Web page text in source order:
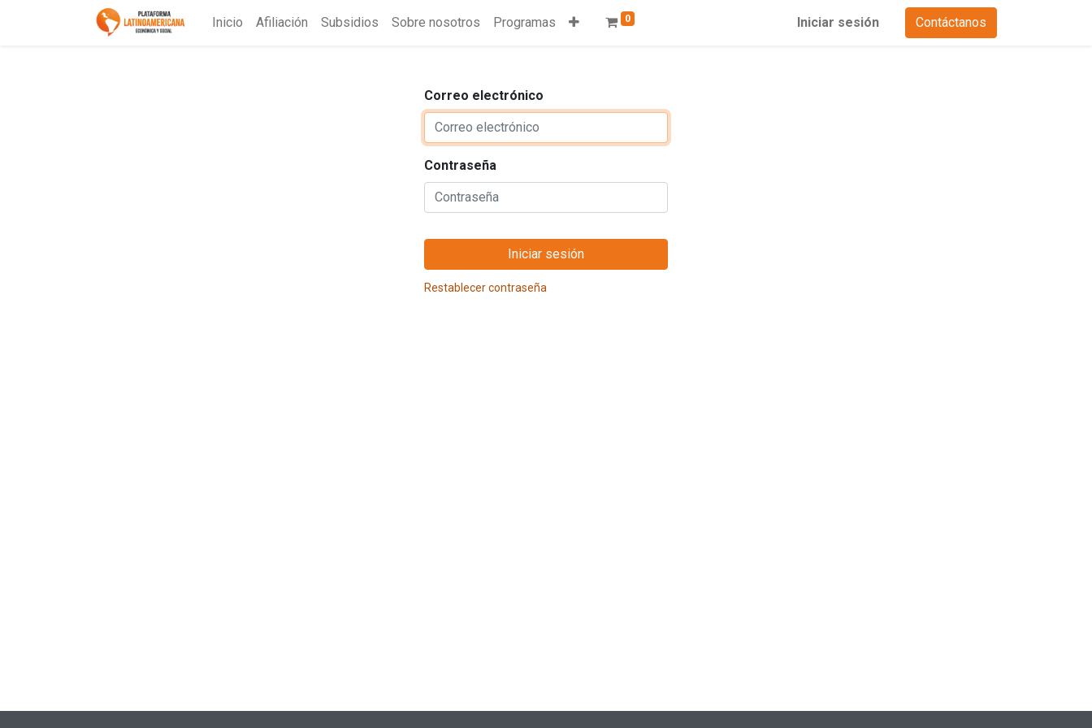
Inicio Afiliación Subsidios Sobre nosotros Programas 0 Iniciar sesión Contáctanos
Correo electrónico
Contraseña
Iniciar sesión
Restablecer contraseña